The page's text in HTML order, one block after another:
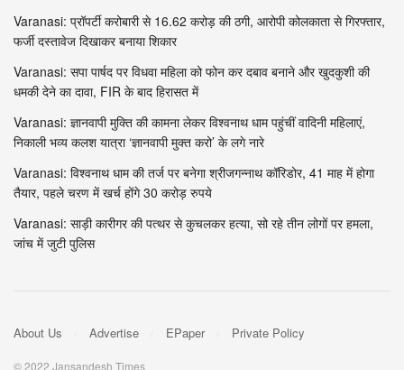
Varanasi: प्रॉपर्टी करोबारी से 16.62 करोड़ की ठगी, आरोपी कोलकाता से गिरफ्तार,
फर्जी दस्तावेज दिखाकर बनाया शिकार
Varanasi: सपा पार्षद पर विधवा महिला को फोन कर दबाव बनाने और खुदकुशी की
धमकी देने का दावा, FIR के बाद हिरासत में
Varanasi: ज्ञानवापी मुक्ति की कामना लेकर विश्वनाथ धाम पहुंचीं वादिनी महिलाएं,
निकाली भव्य कलश यात्रा ‘ज्ञानवापी मुक्त करो’ के लगे नारे
Varanasi: विश्वनाथ धाम की तर्ज पर बनेगा श्रीजगन्नाथ कॉरिडोर, 41 माह में होगा
तैयार, पहले चरण में खर्च होंगे 30 करोड़ रुपये
Varanasi: साड़ी कारीगर की पत्थर से कुचलकर हत्या, सो रहे तीन लोगों पर हमला,
जांच में जुटी पुलिस
About Us Advertise EPaper Private Policy
© 2022 Jansandesh Times